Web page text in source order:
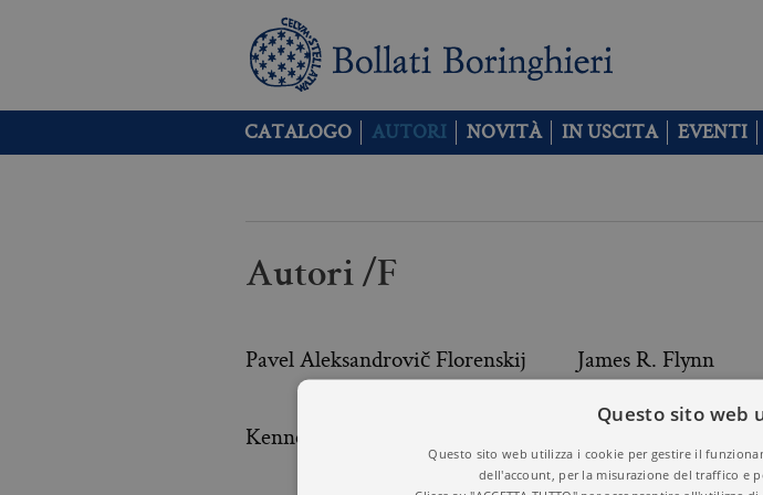
CATALOGO AUTORI NOVITÀ IN USCITA EVENTI
Autori /F
Pavel Aleksandrovič Florenskij James R. Flynn
Kenneth W Ford
Questo sito web
Questo sito web utilizza i cookie per gestire il
dell'account, per la misurazione del traffico e